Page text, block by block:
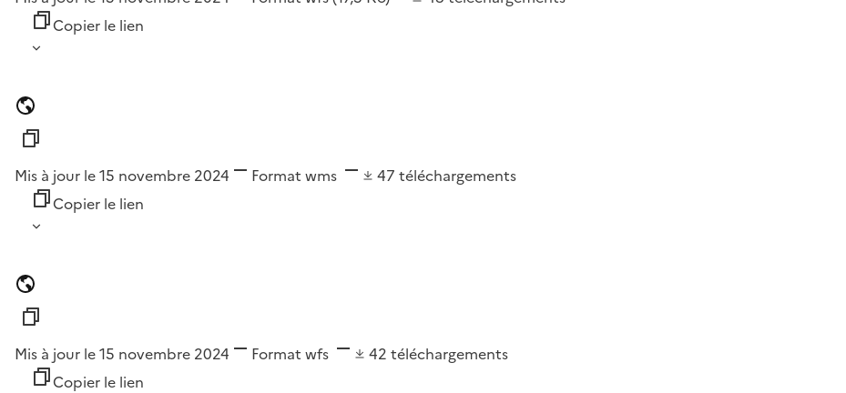
Copier le lien
Mis à jour le 15 novembre 2024 Format wms 47 téléchargements
Copier le lien
Mis à jour le 15 novembre 2024 Format wfs 42 téléchargements
Copier le lien